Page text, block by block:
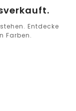
Entdecke
Farben.